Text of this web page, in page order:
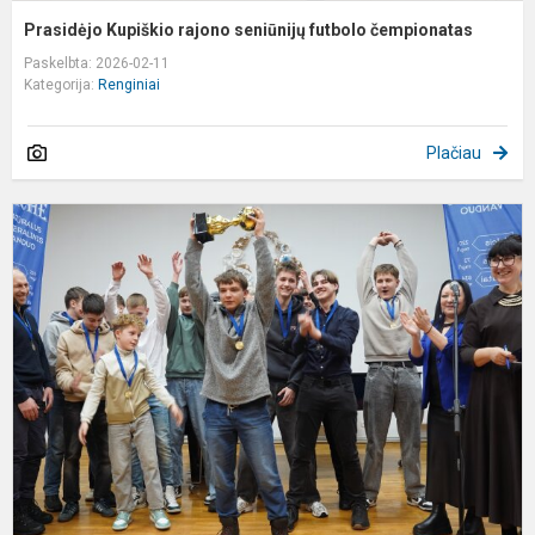
Prasidėjo Kupiškio rajono seniūnijų futbolo čempionatas
Paskelbta: 2026-02-11
Kategorija: Renginiai
Plačiau